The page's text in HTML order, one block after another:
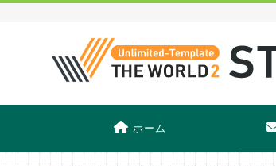
ホーム